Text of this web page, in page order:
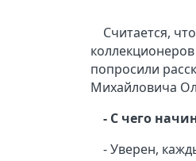
Считается,
попросили
Михайловича
- С чего
- Уверен,